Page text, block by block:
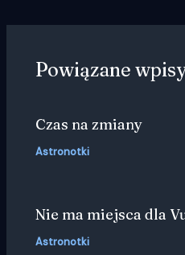
Powiązane
Czas na zmiany
Astronotki
Nie ma miejsca dla
Astronotki